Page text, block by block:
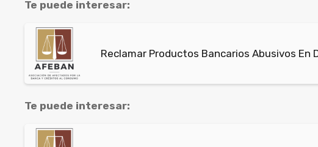
Te puede interesar:
Reclamar Productos Bancarios Abusivos En
Te puede interesar: